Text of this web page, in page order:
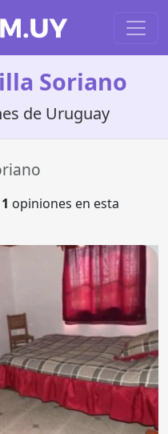
Soriano
de Uruguay
1 opiniones en esta